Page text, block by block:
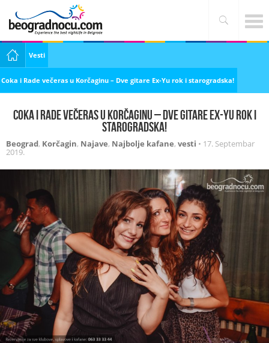
Vesti
Coka i Rade večeras u Korčaginu – Dve gitare Ex-Yu rok i starogradska!
Coka i Rade večeras u Korčaginu – Dve gitare Ex-Yu rok i
starogradska!
Beograd, Korčagin, Najave, Najbolje kafane, vesti • 17. Septembar
2019.